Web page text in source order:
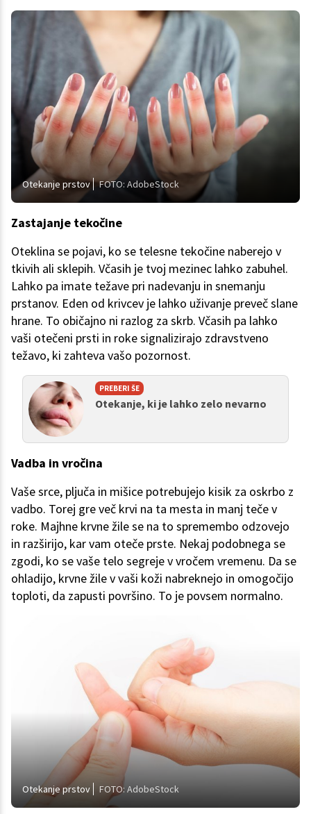
Otekanje prstov FOTO: AdobeStock
Zastajanje tekočine
Oteklina se pojavi, ko se telesne tekočine naberejo v
tkivih ali sklepih. Včasih je tvoj mezinec lahko zabuhel.
Lahko pa imate težave pri nadevanju in snemanju
prstanov. Eden od krivcev je lahko uživanje preveč slane
hrane. To običajno ni razlog za skrb. Včasih pa lahko
vaši otečeni prsti in roke signalizirajo zdravstveno
težavo, ki zahteva vašo pozornost.
PREBERI ŠE
Otekanje, ki je lahko zelo nevarno
Vadba in vročina
Vaše srce, pljuča in mišice potrebujejo kisik za oskrbo z
vadbo. Torej gre več krvi na ta mesta in manj teče v
roke. Majhne krvne žile se na to spremembo odzovejo
in razširijo, kar vam oteče prste. Nekaj podobnega se
zgodi, ko se vaše telo segreje v vročem vremenu. Da se
ohladijo, krvne žile v vaši koži nabreknejo in omogočijo
toploti, da zapusti površino. To je povsem normalno.
Otekanje prstov FOTO: AdobeStock